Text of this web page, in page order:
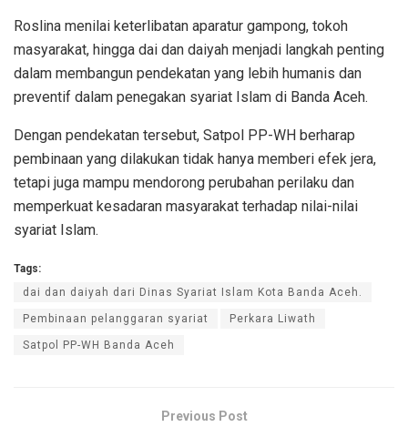
Roslina menilai keterlibatan aparatur gampong, tokoh
masyarakat, hingga dai dan daiyah menjadi langkah penting
dalam membangun pendekatan yang lebih humanis dan
preventif dalam penegakan syariat Islam di Banda Aceh.
Dengan pendekatan tersebut, Satpol PP-WH berharap
pembinaan yang dilakukan tidak hanya memberi efek jera,
tetapi juga mampu mendorong perubahan perilaku dan
memperkuat kesadaran masyarakat terhadap nilai-nilai
syariat Islam.
Tags:
dai dan daiyah dari Dinas Syariat Islam Kota Banda Aceh.
Pembinaan pelanggaran syariat Perkara Liwath
Satpol PP-WH Banda Aceh
Previous Post